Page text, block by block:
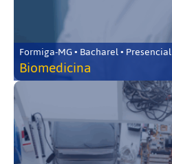
Formiga-MG • Bacharel • Presencial
Biomedicina